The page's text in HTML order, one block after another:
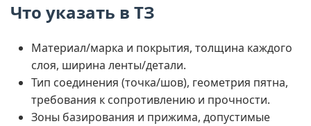
Что указать в ТЗ
Материал/марка и покрытия, толщина каждого
слоя, ширина ленты/детали.
Тип соединения (точка/шов), геометрия пятна,
требования к сопротивлению и прочности.
Зоны базирования и прижима, допустимые